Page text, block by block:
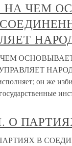
НА ЧЕМ
ЧЕМ
НАРОД В
он же
О
В